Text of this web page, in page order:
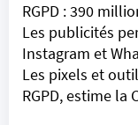
RGPD : 390
Les publicités
Instagram et
Les pixels et
RGPD, estime la